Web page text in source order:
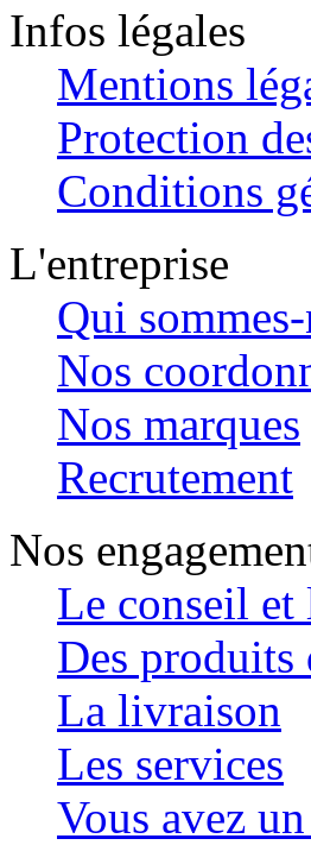
Infos légales
Mentions
Protection
Conditions
L'entreprise
Qui
Nos
Nos marques
Recrutement
Nos
Le conseil
Des produits
La livraison
Les services
Vous avez